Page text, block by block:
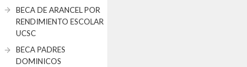
BECA DE ARANCEL POR
RENDIMIENTO ESCOLAR
UCSC
BECA PADRES
DOMINICOS